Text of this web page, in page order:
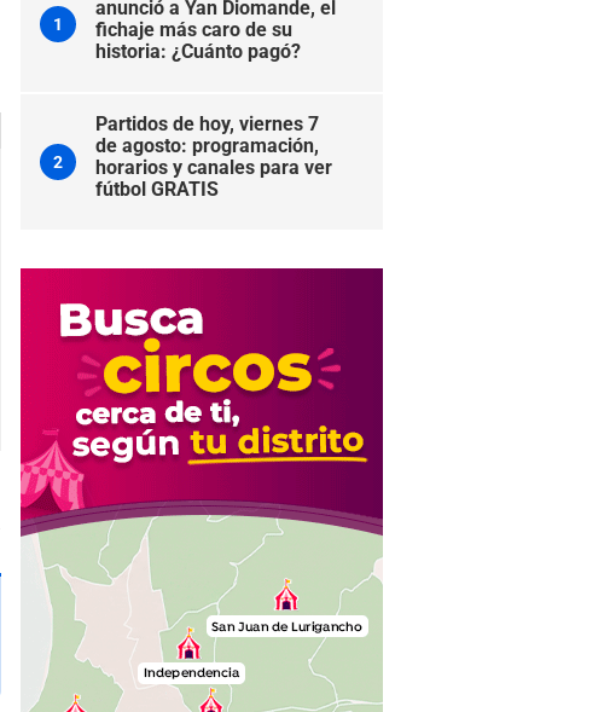
1
anunció a Yan Diomande, el
fichaje más caro de su
historia: ¿Cuánto pagó?
2
Partidos de hoy, viernes 7
de agosto: programación,
horarios y canales para ver
fútbol GRATIS